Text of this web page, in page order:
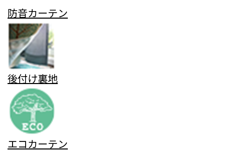
防音カーテン
後付け裏地
エコカーテン